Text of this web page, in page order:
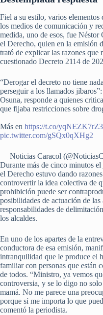
Fiel a su estilo, varios
los medios de comunicación y
medida, uno de esos, fue
el Derecho, quien en la emisión
trató de explicar las razones
cuestionado Decreto 2114 de
“Derogar el decreto no tiene
perseguir a los llamados
Osuna, responde a quienes
que fijaba restricciones sobre
Más en https://t.co/yqNEZK7rZ3
pic.twitter.com/gSQx0qXHg2
— Noticias Caracol
Durante más de cinco minutos
el Derecho estuvo dando
controvertir la idea colectiva de
prohibición puede ser
posibilidades de actuación de
responsabilidades de
los alcaldes.
En uno de los apartes de la
conductora de esa emisión,
intranquilidad que le produce el
familiar con personas que están
de todos. “Ministro, ya vemos
controversia, y se lo digo no
mamá. No me parece una
porque sí me importa lo que
comentó la periodista.